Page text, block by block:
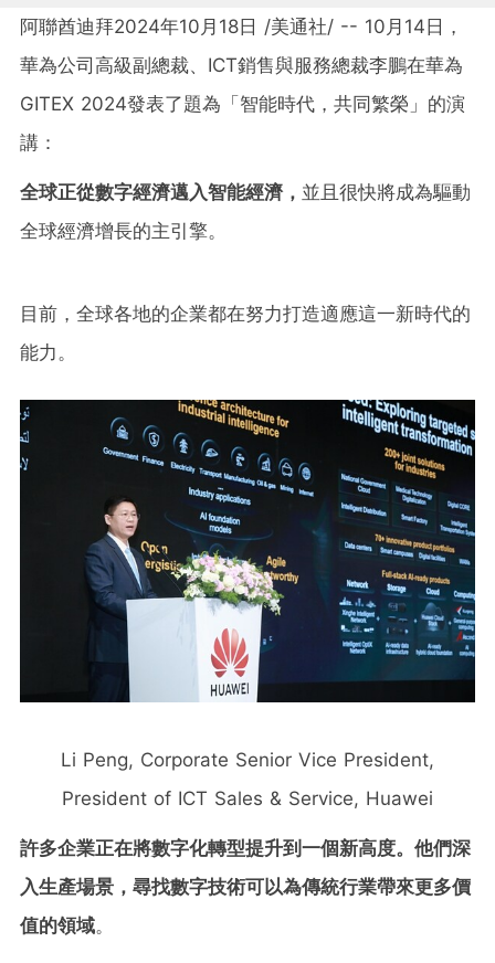
阿聯酋迪拜2024年10月18日 /美通社/ -- 10月14日，
華為公司高級副總裁、ICT銷售與服務總裁李鵬在華為
GITEX 2024發表了題為「智能時代，共同繁榮」的演
講：
全球正從數字經濟邁入智能經濟， 並且很快將成為驅動
全球經濟增長的主引擎。
目前，全球各地的企業都在努力打造適應這一新時代的
能力。
Li Peng, Corporate Senior Vice President,
President of ICT Sales & Service, Huawei
許多企業正在將數字化轉型提升到一個新高度。他們深
入生產場景，尋找數字技術可以為傳統行業帶來更多價
值的領域。